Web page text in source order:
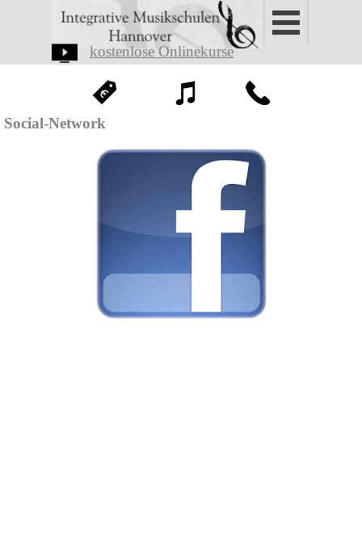
Direkt zum Seiteninhalt Menü
kostenlose Onlinekurse
Social-Network